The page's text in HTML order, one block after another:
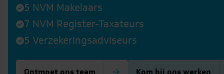
5 NVM Makelaars
7 NVM Register-Taxateurs
5 Verzekeringsadviseurs